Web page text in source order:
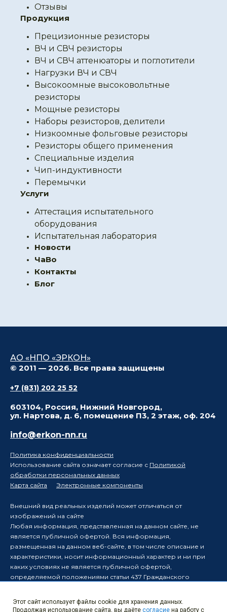
Отзывы
Продукция
Прецизионные резисторы
ВЧ и СВЧ резисторы
ВЧ и СВЧ аттенюаторы и поглотители
Нагрузки ВЧ и СВЧ
Высокоомные высоковольтные
резисторы
Мощные резисторы
Наборы резисторов, делители
Низкоомные фольговые резисторы
Резисторы общего применения
Специальные изделия
Чип-индуктивности
Перемычки
Услуги
Аттестация испытательного
оборудования
Испытательная лаборатория
Новости
ЧаВо
Контакты
Блог
АО «НПО «ЭРКОН»
© 2011 — 2026. Все права защищены
+7 (831) 202 25 52
603104, Россия, Нижний Новгород,
ул. Нартова, д. 6, помещение П3, 2 этаж, оф. 204
info@erkon-nn.ru
Политика конфиденциальности
Использование сайта означает согласие с Политикой
обработки персональных данных
Карта сайта
Электронные компоненты
Внешний вид реальных изделий может отличаться от
изображений на сайте
Любая информация, представленная на данном сайте, не
является публичной офертой. Вся информация,
размещенная на данном веб-сайте, в том числе описание и
характеристики, носит информационный характер и ни при
каких условиях не является публичной офертой,
определяемой положениями статьи 437 Гражданского
Производитель оставляет за собой право в одностороннем
порядке вносить изменения в информацию, размещенную на
Этот сайт использует файлы cookie для хранения данных.
Продолжая использование сайта, вы даёте согласие на работу с